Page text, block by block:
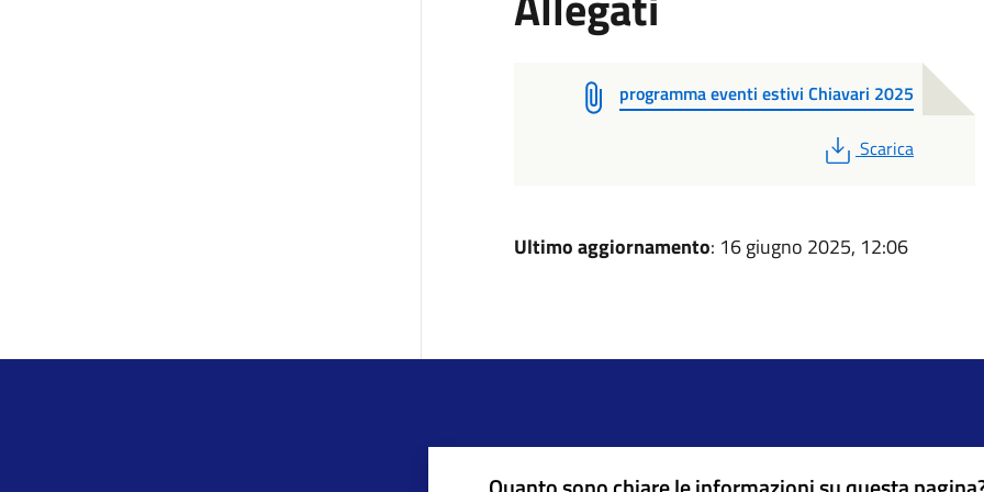
programma eventi estivi Chiavari 2025
PDF
Scarica
Ultimo aggiornamento: 16 giugno 2025, 12:06